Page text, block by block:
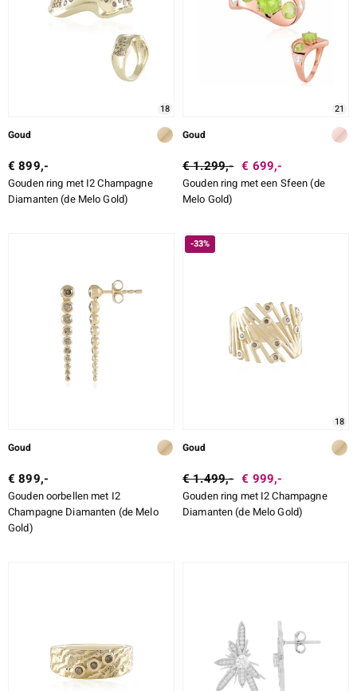
18
Goud
€ 899,-
Gouden ring met I2 Champagne
Diamanten (de Melo Gold)
21
Goud
€ 1.299,- € 699,-
Gouden ring met een Sfeen (de
Melo Gold)
Goud
€ 899,-
Gouden oorbellen met I2
Champagne Diamanten (de Melo
Gold)
-33%
18
Goud
€ 1.499,- € 999,-
Gouden ring met I2 Champagne
Diamanten (de Melo Gold)